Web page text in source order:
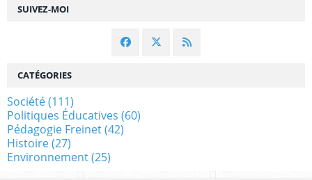
SUIVEZ-MOI
CATÉGORIES
Société(111)
Politiques Éducatives (60)
Pédagogie Freinet(42)
Histoire(27)
Environnement(25)